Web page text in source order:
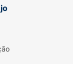
Parfum.